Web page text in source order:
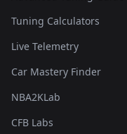
Tuning Calculators
Live Telemetry
Car Mastery Finder
NBA2KLab
CFB Labs